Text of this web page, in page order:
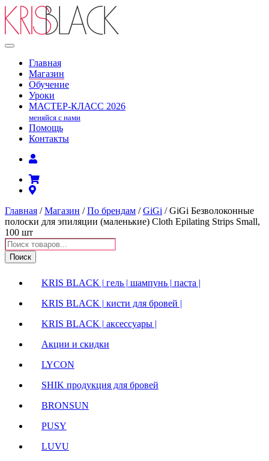
Главная
Магазин
Обучение
Уроки
МАСТЕР-КЛАСС 2026
меняйся с нами
Помощь
Контакты
Главная /Магазин /По брендам /GiGi / GiGi Безволоконные
полоски для эпиляции (маленькие) Cloth Epilating Strips Small,
100 шт
Поиск
товаров
Поиск
KRIS BLACK | гель | шампунь | паста |
KRIS BLACK | кисти для бровей |
KRIS BLACK | аксессуары |
Акции и скидки
LYCON
SHIK продукция для бровей
BRONSUN
PUSY
LUVU